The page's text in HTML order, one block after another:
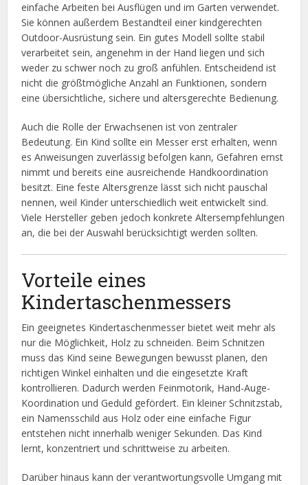
einfache Arbeiten bei Ausflügen und im Garten verwendet.
Sie können außerdem Bestandteil einer kindgerechten
Outdoor-Ausrüstung sein. Ein gutes Modell sollte stabil
verarbeitet sein, angenehm in der Hand liegen und sich
weder zu schwer noch zu groß anfühlen. Entscheidend ist
nicht die größtmögliche Anzahl an Funktionen, sondern
eine übersichtliche, sichere und altersgerechte Bedienung.
Auch die Rolle der Erwachsenen ist von zentraler
Bedeutung. Ein Kind sollte ein Messer erst erhalten, wenn
es Anweisungen zuverlässig befolgen kann, Gefahren ernst
nimmt und bereits eine ausreichende Handkoordination
besitzt. Eine feste Altersgrenze lässt sich nicht pauschal
nennen, weil Kinder unterschiedlich weit entwickelt sind.
Viele Hersteller geben jedoch konkrete Altersempfehlungen
an, die bei der Auswahl berücksichtigt werden sollten.
Vorteile eines
Kindertaschenmessers
Ein geeignetes Kindertaschenmesser bietet weit mehr als
nur die Möglichkeit, Holz zu schneiden. Beim Schnitzen
muss das Kind seine Bewegungen bewusst planen, den
richtigen Winkel einhalten und die eingesetzte Kraft
kontrollieren. Dadurch werden Feinmotorik, Hand-Auge-
Koordination und Geduld gefördert. Ein kleiner Schnitzstab,
ein Namensschild aus Holz oder eine einfache Figur
entstehen nicht innerhalb weniger Sekunden. Das Kind
lernt, konzentriert und schrittweise zu arbeiten.
Darüber hinaus kann der verantwortungsvolle Umgang mit